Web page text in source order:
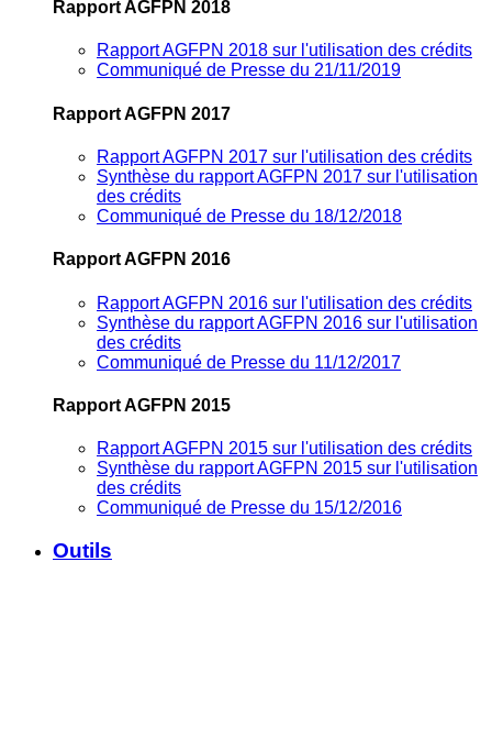
Rapport AGFPN 2018
Rapport AGFPN 2018 sur l'utilisation des crédits
Communiqué de Presse du 21/11/2019
Rapport AGFPN 2017
Rapport AGFPN 2017 sur l'utilisation des crédits
Synthèse du rapport AGFPN 2017 sur l'utilisation
des crédits
Communiqué de Presse du 18/12/2018
Rapport AGFPN 2016
Rapport AGFPN 2016 sur l'utilisation des crédits
Synthèse du rapport AGFPN 2016 sur l'utilisation
des crédits
Communiqué de Presse du 11/12/2017
Rapport AGFPN 2015
Rapport AGFPN 2015 sur l'utilisation des crédits
Synthèse du rapport AGFPN 2015 sur l'utilisation
des crédits
Communiqué de Presse du 15/12/2016
Outils